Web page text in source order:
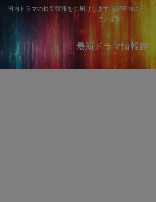
国内ドラマの最新情報をお届けします（記事内にアフ
ています）
最新ドラマ情報館